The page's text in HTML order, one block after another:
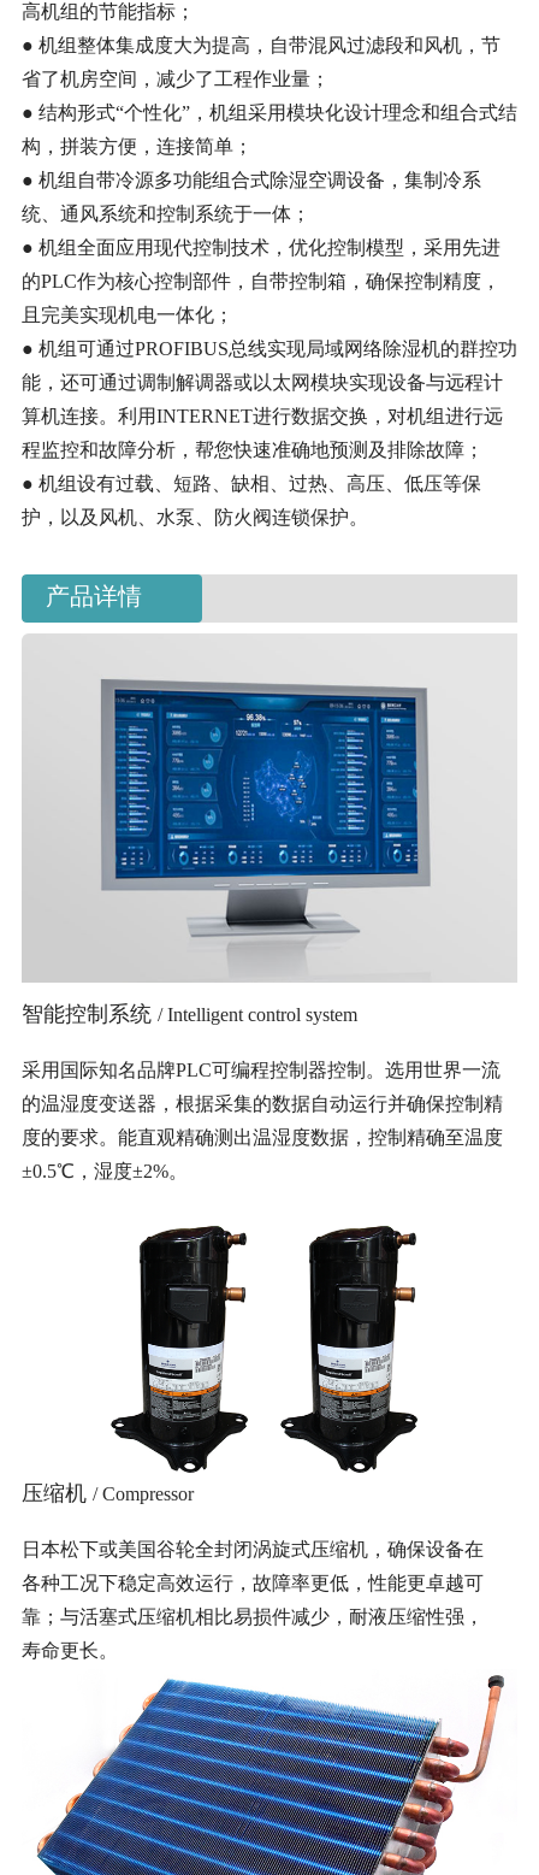
高机组的节能指标；
● 机组整体集成度大为提高，自带混风过滤段和风机，节
省了机房空间，减少了工程作业量；
● 结构形式“个性化”，机组采用模块化设计理念和组合式结
构，拼装方便，连接简单；
● 机组自带冷源多功能组合式除湿空调设备，集制冷系
统、通风系统和控制系统于一体；
● 机组全面应用现代控制技术，优化控制模型，采用先进
的PLC作为核心控制部件，自带控制箱，确保控制精度，
且完美实现机电一体化；
● 机组可通过PROFIBUS总线实现局域网络除湿机的群控功
能，还可通过调制解调器或以太网模块实现设备与远程计
算机连接。利用INTERNET进行数据交换，对机组进行远
程监控和故障分析，帮您快速准确地预测及排除故障；
● 机组设有过载、短路、缺相、过热、高压、低压等保
护，以及风机、水泵、防火阀连锁保护。
产品详情
智能控制系统 / Intelligent control system
采用国际知名品牌PLC可编程控制器控制。选用世界一流
的温湿度变送器，根据采集的数据自动运行并确保控制精
度的要求。能直观精确测出温湿度数据，控制精确至温度
±0.5℃，湿度±2%。
压缩机 / Compressor
日本松下或美国谷轮全封闭涡旋式压缩机，确保设备在
各种工况下稳定高效运行，故障率更低，性能更卓越可
靠；与活塞式压缩机相比易损件减少，耐液压缩性强，
寿命更长。